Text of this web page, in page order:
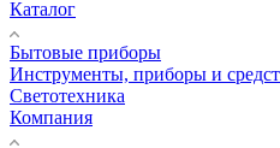
Каталог
Бытовые приборы
Инструменты, приборы и
Светотехника
Компания